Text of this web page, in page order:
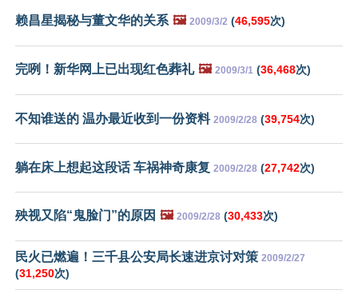
赖昌星揭秘与董文华的关系 🖼️ 2009/3/2 (46,595次)
完咧！新华网上已出现红色葬礼 🖼️ 2009/3/1 (36,468次)
不知谁送的 温办最近收到一份资料 2009/2/28 (39,754次)
躺在床上想起这段话 车祸神奇康复 2009/2/28 (27,742次)
殃视又陷“鬼脸门”的原因 🖼️ 2009/2/28 (30,433次)
民火已燃遍！三千县公安局长速进京讨对策 2009/2/27
(31,250次)